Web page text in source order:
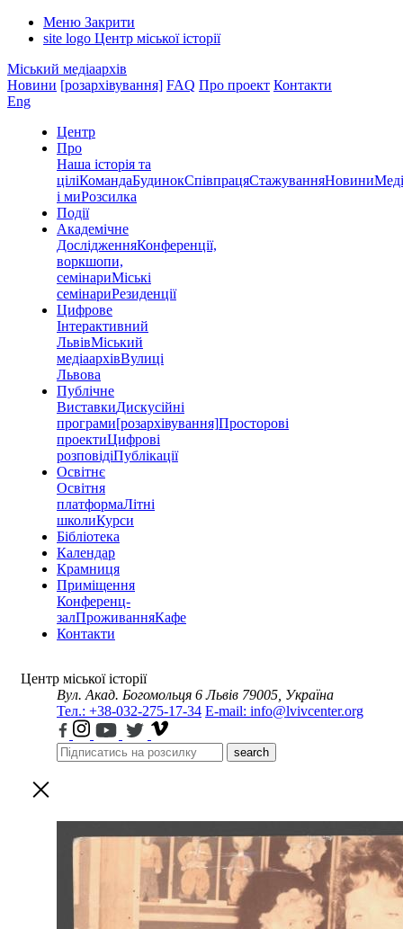
Меню Закрити
site logo Центр міської історії
Міський медіаархів
Новини [розархівування] FAQ Про проект Контакти
Eng
Центр
Про
Наша історія та
ціліКомандаБудинокСпівпрацяСтажуванняНовини
і миРозсилка
Події
Академічне
ДослідженняКонференції,
воркшопи,
семінариМіські
семінариРезиденції
Цифрове
Інтерактивний
ЛьвівМіський
медіаархівВулиці
Львова
Публічне
ВиставкиДискусійні
програми[розархівування]Просторові
проектиЦифрові
розповідіПублікації
Освітнє
Освітня
платформаЛітні
школиКурси
Бібліотека
Календар
Крамниця
Приміщення
Конференц-
залПроживанняКафе
Контакти
Центр міської історії
Вул. Акад. Богомольця 6 Львів 79005, Україна
Тел.: +38-032-275-17-34 E-mail: info@lvivcenter.org
search